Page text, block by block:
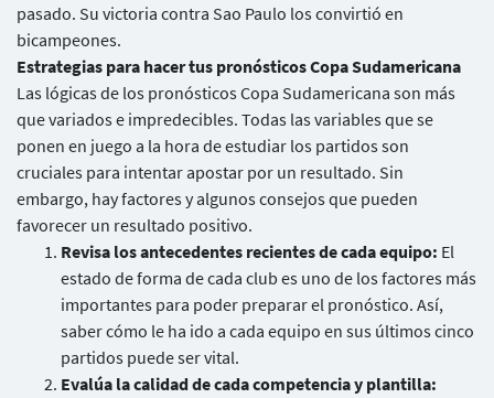
pasado. Su victoria contra Sao Paulo los convirtió en
bicampeones.
Estrategias para hacer tus pronósticos Copa Sudamericana
Las lógicas de los pronósticos Copa Sudamericana son más
que variados e impredecibles. Todas las variables que se
ponen en juego a la hora de estudiar los partidos son
cruciales para intentar apostar por un resultado. Sin
embargo, hay factores y algunos consejos que pueden
favorecer un resultado positivo.
Revisa los antecedentes recientes de cada equipo: El
estado de forma de cada club es uno de los factores más
importantes para poder preparar el pronóstico. Así,
saber cómo le ha ido a cada equipo en sus últimos cinco
partidos puede ser vital.
Evalúa la calidad de cada competencia y plantilla:
Usuarios